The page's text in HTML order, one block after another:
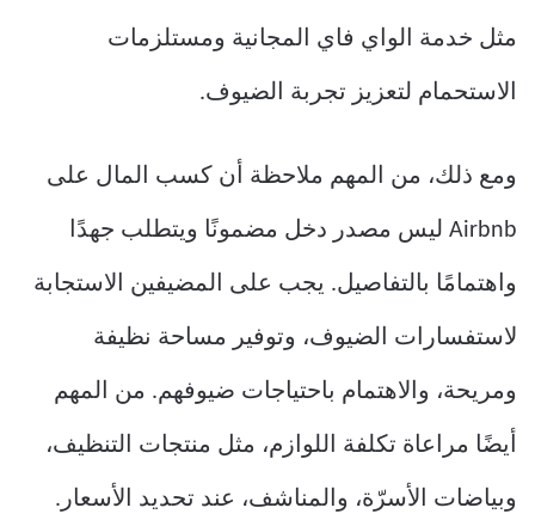
مثل خدمة الواي فاي المجانية ومستلزمات
الاستحمام لتعزيز تجربة الضيوف.
ومع ذلك، من المهم ملاحظة أن كسب المال على
Airbnb ليس مصدر دخل مضمونًا ويتطلب جهدًا
واهتمامًا بالتفاصيل. يجب على المضيفين الاستجابة
لاستفسارات الضيوف، وتوفير مساحة نظيفة
ومريحة، والاهتمام باحتياجات ضيوفهم. من المهم
أيضًا مراعاة تكلفة اللوازم، مثل منتجات التنظيف،
وبياضات الأسرّة، والمناشف، عند تحديد الأسعار.